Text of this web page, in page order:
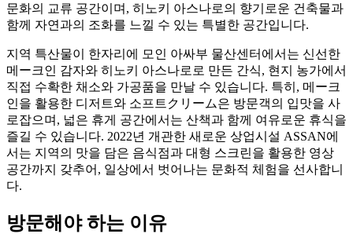
문화의 교류 공간이며, 히노키 아스나로의 향기로운 건축물과
함께 자연과의 조화를 느낄 수 있는 특별한 공간입니다.
지역 특산물이 한자리에 모인 아싸부 물산센터에서는 신선한
메ー크인 감자와 히노키 아스나로로 만든 간식, 현지 농가에서
직접 수확한 채소와 가공품을 만날 수 있습니다. 특히, 메ー크
인을 활용한 디저트와 소프트クリーム은 방문객의 입맛을 사
로잡으며, 넓은 휴게 공간에서는 산책과 함께 여유로운 휴식을
즐길 수 있습니다. 2022년 개관한 새로운 상업시설 ASSAN에
서는 지역의 맛을 담은 음식점과 대형 스크린을 활용한 영상
공간까지 갖추어, 일상에서 벗어나는 문화적 체험을 선사합니
다.
방문해야 하는 이유